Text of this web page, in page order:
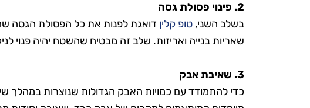
2. פינוי פסולת גסה
בשלב השני, טופ קלין דואגת לפנות את כל הפסולת הגסה
שאריות בנייה ואריזות. שלב זה מבטיח שהשטח יהיה פנוי
3. שאיבת אבק
כדי להתמודד עם כמויות האבק הגדולות שנוצרות במהלך